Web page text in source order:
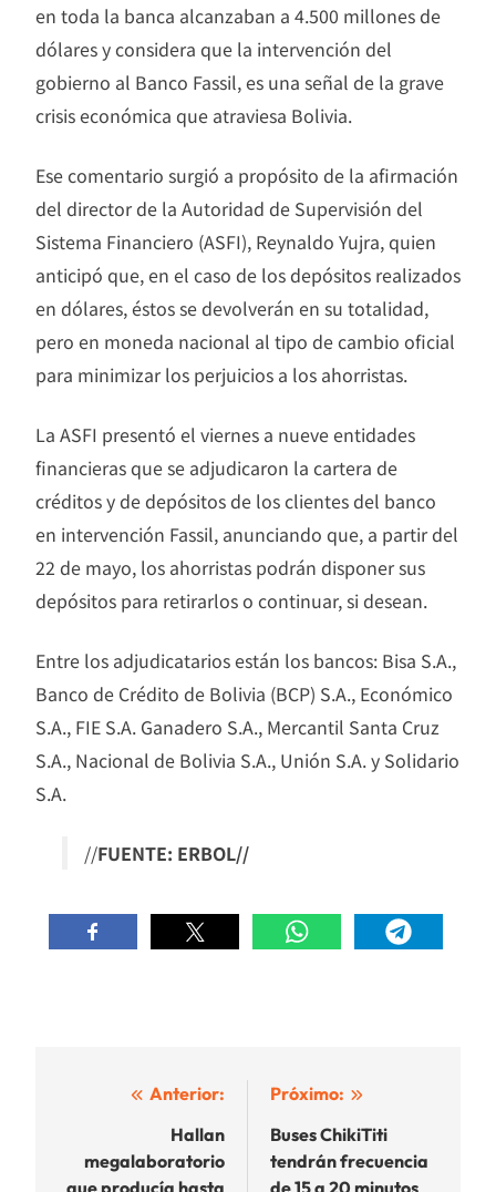
en toda la banca alcanzaban a 4.500 millones de
dólares y considera que la intervención del
gobierno al Banco Fassil, es una señal de la grave
crisis económica que atraviesa Bolivia.
Ese comentario surgió a propósito de la afirmación
del director de la Autoridad de Supervisión del
Sistema Financiero (ASFI), Reynaldo Yujra, quien
anticipó que, en el caso de los depósitos realizados
en dólares, éstos se devolverán en su totalidad,
pero en moneda nacional al tipo de cambio oficial
para minimizar los perjuicios a los ahorristas.
La ASFI presentó el viernes a nueve entidades
financieras que se adjudicaron la cartera de
créditos y de depósitos de los clientes del banco
en intervención Fassil, anunciando que, a partir del
22 de mayo, los ahorristas podrán disponer sus
depósitos para retirarlos o continuar, si desean.
Entre los adjudicatarios están los bancos: Bisa S.A.,
Banco de Crédito de Bolivia (BCP) S.A., Económico
S.A., FIE S.A. Ganadero S.A., Mercantil Santa Cruz
S.A., Nacional de Bolivia S.A., Unión S.A. y Solidario
S.A.
//FUENTE: ERBOL//
Navegación
entradas
Anterior:
Hallan
megalaboratorio
que producía hasta
Próximo:
Buses ChikiTiti
tendrán frecuencia
de 15 a 20 minutos